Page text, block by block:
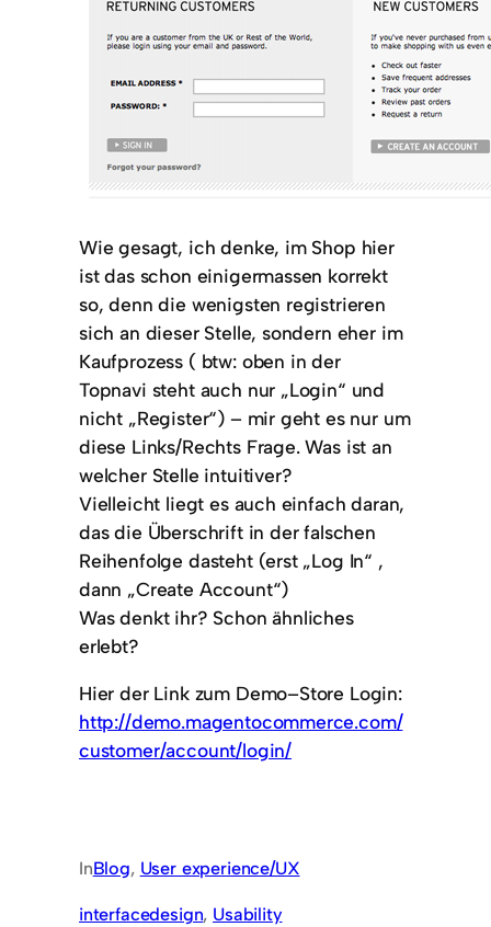
Wie gesagt, ich denke, im Shop hier
ist das schon einigermassen korrekt
so, denn die wenigsten registrieren
sich an dieser Stelle, sondern eher im
Kaufprozess ( btw: oben in der
Topnavi steht auch nur „Login“ und
nicht „Register“) – mir geht es nur um
diese Links/Rechts Frage. Was ist an
welcher Stelle intuitiver?
Vielleicht liegt es auch einfach daran,
das die Überschrift in der falschen
Reihenfolge dasteht (erst „Log In“ ,
dann „Create Account“)
Was denkt ihr? Schon ähnliches
erlebt?
Hier der Link zum Demo–Store Login:
http://demo.magentocommerce.com/
customer/account/login/
InBlog, User experience/UX
interfacedesign, Usability